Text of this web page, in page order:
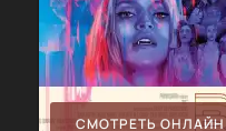
СМОТРЕТЬ ОНЛАЙН